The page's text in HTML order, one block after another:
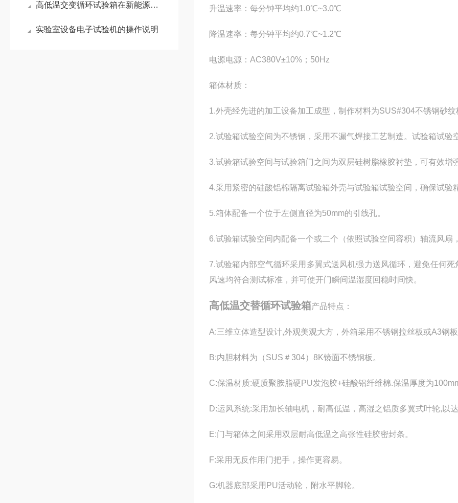
高低温交变循环试验箱在新能源电池行业的作用
实验室设备电子试验机的操作说明
升温速率：每分钟平均约1.0℃~3.0℃
降温速率：每分钟平均约0.7℃~1.2℃
电源电源：AC380V±10%；50Hz
箱体材质：
1.外壳经先进的加工设备加工成型，制作材料为SUS#304不锈钢砂纹
2.试验箱试验空间为不锈钢，采用不漏气焊接工艺制造。试验箱试验
3.试验箱试验空间与试验箱门之间为双层硅树脂橡胶衬垫，可有效增
4.采用紧密的硅酸铝棉隔离试验箱外壳与试验箱试验空间，确保试验
5.箱体配备一个位于左侧直径为50mm的引线孔。
6.试验箱试验空间内配备一个或二个（依照试验空间容积）轴流风扇
7.试验箱内部空气循环采用多翼式送风机强力送风循环，避免任何
风速均符合测试标准，并可使开门瞬间温湿度回稳时间快。
高低温交替循环试验箱产品特点：
A:三维立体造型设计,外观美观大方，外箱采用不锈钢拉丝板或A3钢
B:内胆材料为（SUS＃304）8K镜面不锈钢板。
C:保温材质:硬质聚胺脂硬PU发泡胶+硅酸铝纤维棉.保温厚度为
D:运风系统:采用加长轴电机，耐高低温，高湿之铝质多翼式叶轮,以
E:门与箱体之间采用双层耐高低温之高张性硅胶密封条。
F:采用无反作用门把手，操作更容易。
G:机器底部采用PU活动轮，附水平脚轮。